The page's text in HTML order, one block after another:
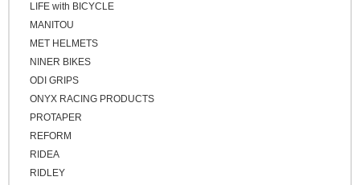
LIFE with BICYCLE
MANITOU
MET HELMETS
NINER BIKES
ODI GRIPS
ONYX RACING PRODUCTS
PROTAPER
REFORM
RIDEA
RIDLEY